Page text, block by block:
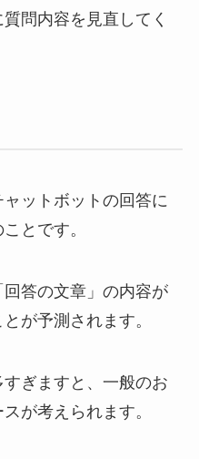
問内容を見直してく
ットボットの回答に
とです。
答の文章」の内容が
が予測されます。
ぎますと、一般のお
が考えられます。